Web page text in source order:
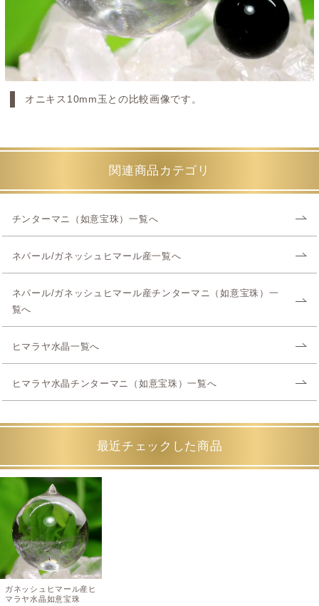
オニキス10mm玉との比較画像です。
関連商品カテゴリ
チンターマニ（如意宝珠）一覧へ
ネパール/ガネッシュヒマール産一覧へ
ネパール/ガネッシュヒマール産チンターマニ（如意宝珠）一
覧へ
ヒマラヤ水晶一覧へ
ヒマラヤ水晶チンターマニ（如意宝珠）一覧へ
最近チェックした商品
ガネッシュヒマール産ヒ
マラヤ水晶如意宝珠